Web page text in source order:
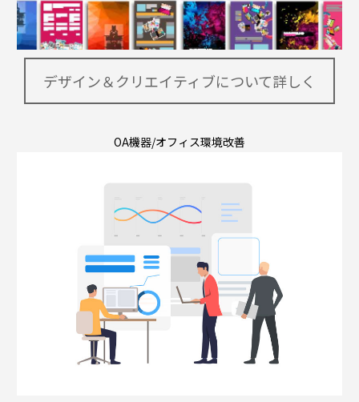
デザイン＆クリエイティブについて詳しく
OA機器/オフィス環境改善